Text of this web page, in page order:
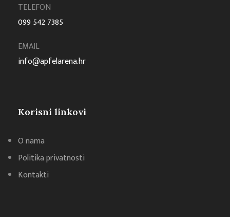
TELEFON
099 542 7385
EMAIL
info@apfelarena.hr
Korisni linkovi
O nama
Politika privatnosti
Kontakti